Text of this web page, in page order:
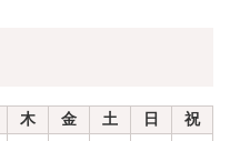
木 金 土 日 祝